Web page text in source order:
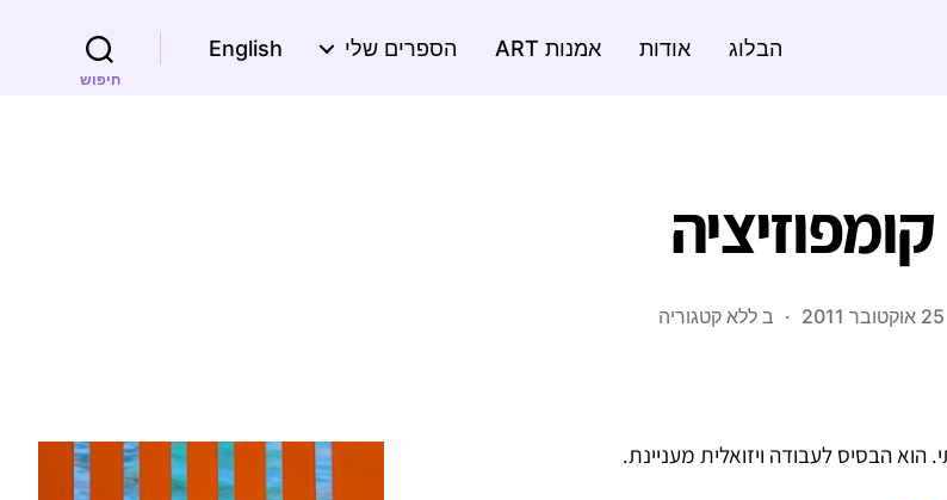
הבלוג אודות אמנות ART הספרים שלי English
חיפוש
קומפוזיציה
25 אוקטובר 2011 ב ללא קטגוריה
הוא הבסיס לעבודה ויזואלית מעניינת.